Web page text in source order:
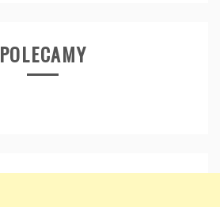
POLECAMY